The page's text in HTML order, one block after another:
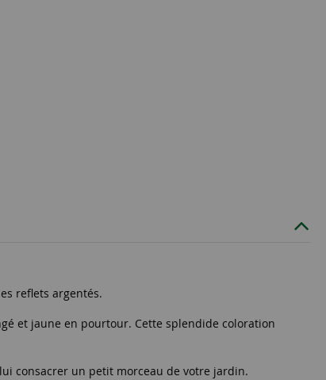
reflets argentés.
et jaune en pourtour. Cette splendide coloration
consacrer un petit morceau de votre jardin.